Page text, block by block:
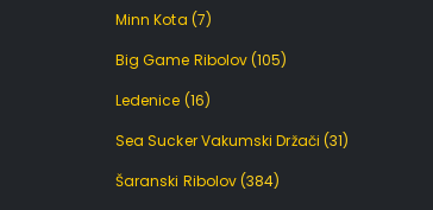
Minn Kota (7)
Big Game Ribolov (105)
Ledenice (16)
Sea Sucker Vakumski Držači (31)
Šaranski Ribolov (384)